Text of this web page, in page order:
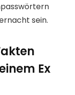
sein.
Ex